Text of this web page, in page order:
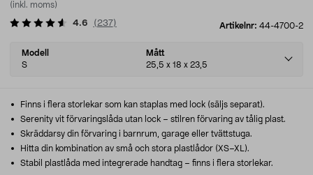
(inkl. moms)
Artikelnr: 44-4700-2
4.6 ( 237)
Select
variant
Modell
S
Mått
25,5 x 18 x 23,5
Finns i flera storlekar som kan staplas med lock (säljs separat).
Serenity vit förvaringslåda utan lock – stilren förvaring av tålig plast.
Skräddarsy din förvaring i barnrum, garage eller tvättstuga.
Hitta din kombination av små och stora plastlådor (XS–XL).
Stabil plastlåda med integrerade handtag – finns i flera storlekar.